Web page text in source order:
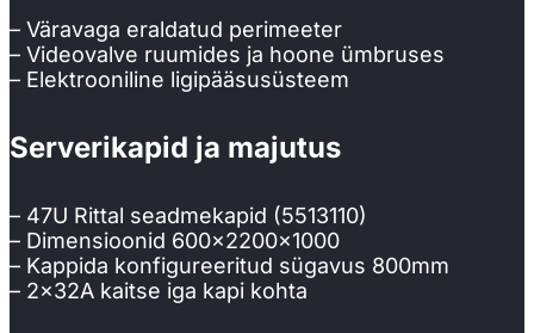
– Väravaga eraldatud perimeeter​
– Videovalve ruumides ja hoone ümbruses​
– Elektrooniline ligipääsusüsteem​
Serverikapid ja majutus​
– 47U Rittal seadmekapid (5513110)
– Dimensioonid 600x2200x1000
– Kappida konfigureeritud sügavus 800mm
– 2x32A kaitse iga kapi kohta